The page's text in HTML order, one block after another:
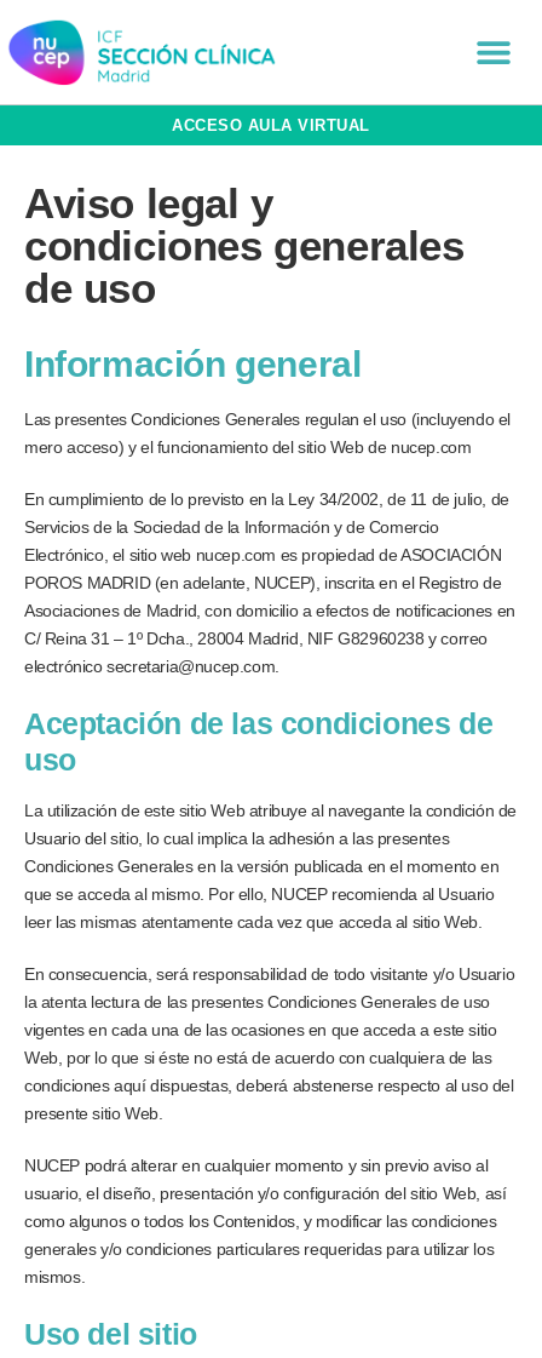
ACCESO AULA VIRTUAL
Aviso legal y
condiciones generales
de uso
Información general
Las presentes Condiciones Generales regulan el uso (incluyendo el
mero acceso) y el funcionamiento del sitio Web de nucep.com
En cumplimiento de lo previsto en la Ley 34/2002, de 11 de julio, de
Servicios de la Sociedad de la Información y de Comercio
Electrónico, el sitio web nucep.com es propiedad de ASOCIACIÓN
POROS MADRID (en adelante, NUCEP), inscrita en el Registro de
Asociaciones de Madrid, con domicilio a efectos de notificaciones en
C/ Reina 31 – 1º Dcha., 28004 Madrid, NIF G82960238 y correo
electrónico secretaria@nucep.com.
Aceptación de las condiciones de
uso
La utilización de este sitio Web atribuye al navegante la condición de
Usuario del sitio, lo cual implica la adhesión a las presentes
Condiciones Generales en la versión publicada en el momento en
que se acceda al mismo. Por ello, NUCEP recomienda al Usuario
leer las mismas atentamente cada vez que acceda al sitio Web.
En consecuencia, será responsabilidad de todo visitante y/o Usuario
la atenta lectura de las presentes Condiciones Generales de uso
vigentes en cada una de las ocasiones en que acceda a este sitio
Web, por lo que si éste no está de acuerdo con cualquiera de las
condiciones aquí dispuestas, deberá abstenerse respecto al uso del
presente sitio Web.
NUCEP podrá alterar en cualquier momento y sin previo aviso al
usuario, el diseño, presentación y/o configuración del sitio Web, así
como algunos o todos los Contenidos, y modificar las condiciones
generales y/o condiciones particulares requeridas para utilizar los
mismos.
Uso del sitio